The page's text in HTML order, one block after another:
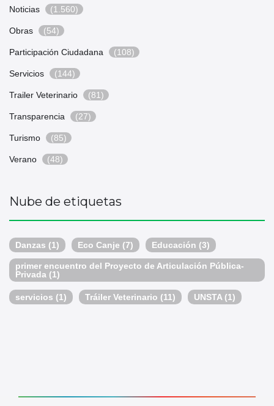
Noticias (1.560)
Obras (54)
Participación Ciudadana (108)
Servicios (144)
Trailer Veterinario (81)
Transparencia (27)
Turismo (85)
Verano (48)
Nube de etiquetas
Danzas (1) Eco Canje (7) Educación (3)
primer encuentro del Proyecto de Articulación Pública-
Privada (1)
servicios (1) Tráiler Veterinario (11) UNSTA(1)